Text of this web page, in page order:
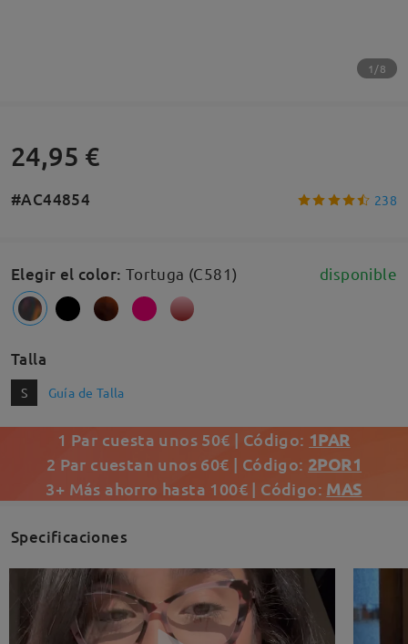
1/8
24,95 €
#AC44854 238
Elegir el color: Tortuga (C581) disponible
Talla
S Guía de Talla
1 Par cuesta unos 50€ | Código: 1PAR
2 Par cuestan unos 60€ | Código: 2POR1
3+ Más ahorro hasta 100€ | Código: MAS
Specificaciones